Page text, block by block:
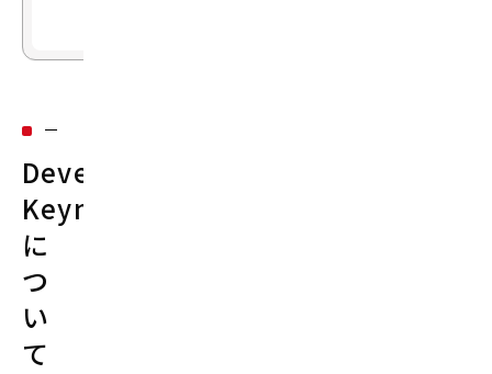
Developer
Keynote
に
つ
い
て